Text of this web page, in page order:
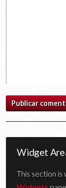
Widget
This section is